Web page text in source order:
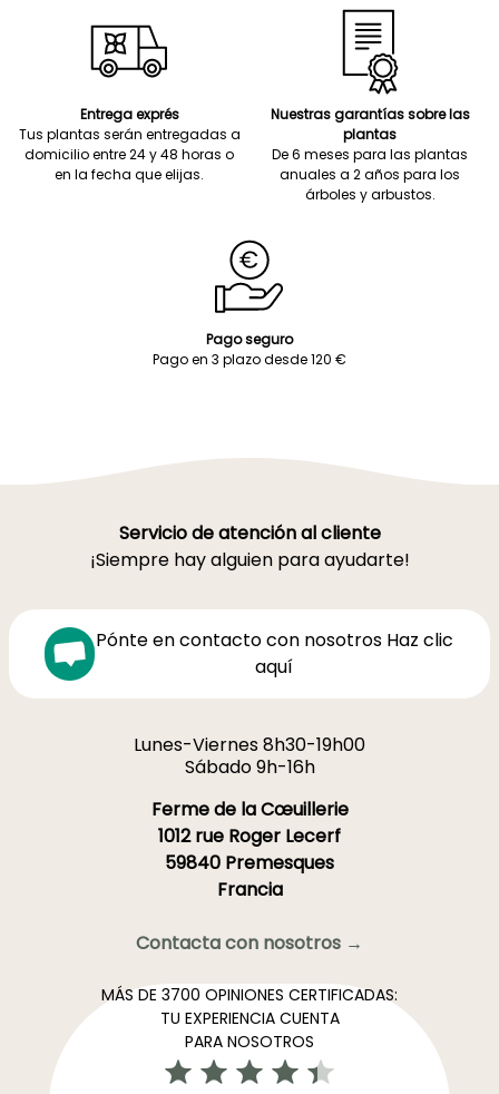
Entrega exprés
Tus plantas serán entregadas a
domicilio entre 24 y 48 horas o
en la fecha que elijas.
Nuestras garantías sobre las
plantas
De 6 meses para las plantas
anuales a 2 años para los
árboles y arbustos.
Pago seguro
Pago en 3 plazo desde 120 €
Servicio de atención al cliente
¡Siempre hay alguien para ayudarte!
Pónte en contacto con nosotros Haz clic
aquí
Lunes-Viernes 8h30-19h00
Sábado 9h-16h
Ferme de la Cœuillerie
1012 rue Roger Lecerf
59840 Premesques
Francia
Contacta con nosotros →
MÁS DE 3700 OPINIONES CERTIFICADAS:
TU EXPERIENCIA CUENTA
PARA NOSOTROS